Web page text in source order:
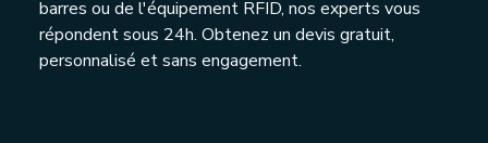
barres ou de l'équipement RFID, nos experts vous
répondent sous 24h. Obtenez un devis gratuit,
personnalisé et sans engagement.